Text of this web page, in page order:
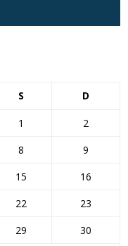
S D
1
2
8
9
15
16
22
23
29 30